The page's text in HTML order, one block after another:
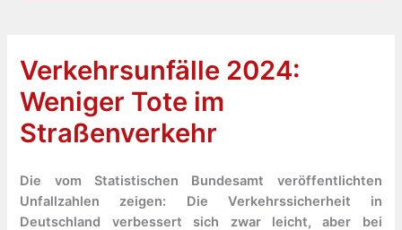
Verkehrsunfälle 2024:
Weniger Tote im
Straßenverkehr
Die vom Statistischen Bundesamt veröffentlichten
Unfallzahlen zeigen: Die Verkehrssicherheit in
Deutschland verbessert sich zwar leicht, aber bei